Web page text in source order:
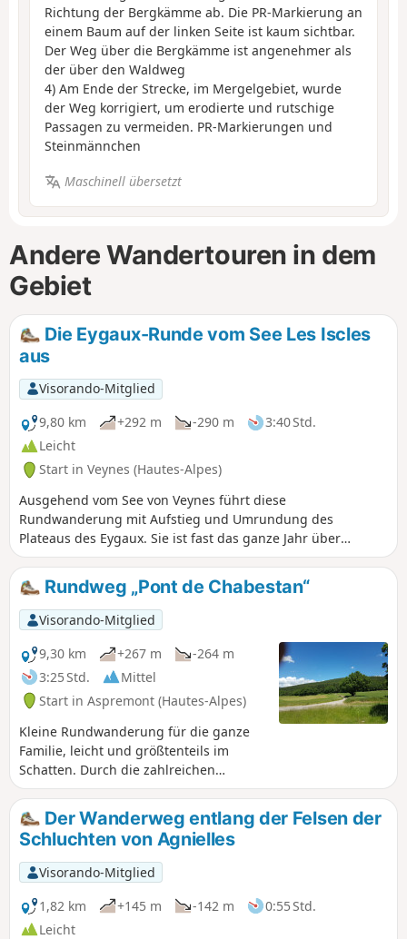
Richtung der Bergkämme ab. Die PR-Markierung an
einem Baum auf der linken Seite ist kaum sichtbar.
Der Weg über die Bergkämme ist angenehmer als
der über den Waldweg
4) Am Ende der Strecke, im Mergelgebiet, wurde
der Weg korrigiert, um erodierte und rutschige
Passagen zu vermeiden. PR-Markierungen und
Steinmännchen
Maschinell übersetzt
Andere Wandertouren in dem
Gebiet
Die Eygaux-Runde vom See Les Iscles
aus
Visorando-Mitglied
9,80 km
+292 m -290 m
3:40 Std.
Leicht
Start in Veynes (Hautes-Alpes)
Ausgehend vom See von Veynes führt diese
Rundwanderung mit Aufstieg und Umrundung des
Plateaus des Eygaux. Sie ist fast das ganze Jahr über
begehbar und bietet schöne Ausblicke auf das Val d’Oze
und die umliegenden Berge. Der Standort Eygau de Véras
bietet Sportstrecken (Mountainbike, Laufen, Wandern) an,
was eine gute Ergänzung zum Freizeitzentrum am See von
Iscles darstellt.
Rundweg „Pont de Chabestan“
Visorando-Mitglied
9,30 km
+267 m
-264 m
3:25 Std.
Mittel
Start in Aspremont (Hautes-Alpes)
Kleine Rundwanderung für die ganze
Familie, leicht und größtenteils im
Schatten. Durch die zahlreichen
Wegkreuzungen lässt sich die Länge
der Wanderung nach Belieben
anpassen.Der Wanderweg entlang der Felsen der
Schluchten von Agnielles
Visorando-Mitglied
1,82 km
+145 m -142 m
0:55 Std.
Leicht